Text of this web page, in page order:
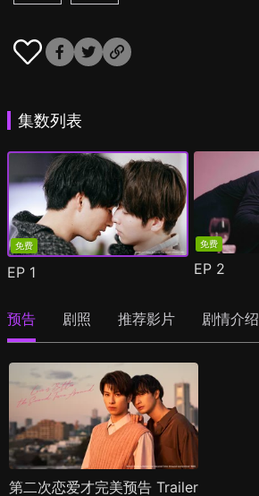
集数列表
免费
EP 1
免费
EP 2
预告 剧照 推荐影片 剧情介绍
第二次恋爱才完美预告 Trailer